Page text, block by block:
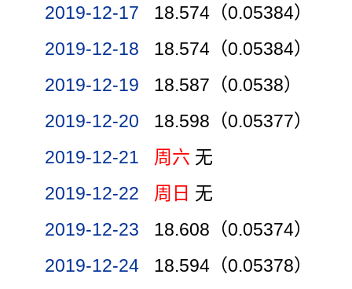
2019-12-17
18.574（0.05384）
2019-12-18
18.574（0.05384）
2019-12-19
18.587（0.0538）
2019-12-20
18.598（0.05377）
2019-12-21
周六 无
2019-12-22
周日 无
2019-12-23
18.608（0.05374）
2019-12-24
18.594（0.05378）